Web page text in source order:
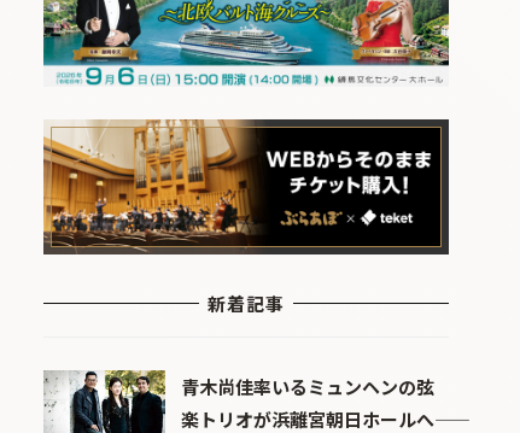
新着記事
青木尚佳率いるミュンヘンの弦
楽トリオが浜離宮朝日ホールへ――